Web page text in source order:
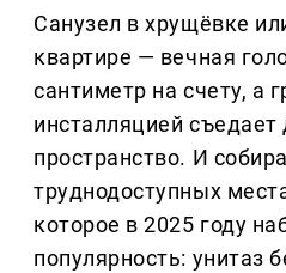
Санузел в хрущёвке
квартире — вечная
сантиметр на счету, а
инсталляцией съедает
пространство. И
труднодоступных
которое в 2025 году
популярность: унитаз